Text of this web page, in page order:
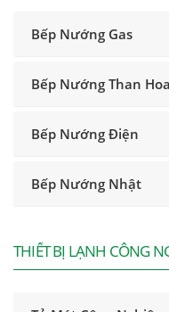
Bếp Nướng Gas
Bếp Nướng Than Hoa
Bếp Nướng Điện
Bếp Nướng Nhật
THIẾT BỊ LẠNH CÔNG